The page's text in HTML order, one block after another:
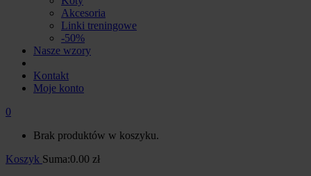
Akcesoria
Linki treningowe
-50%
Nasze wzory
Kontakt
Moje konto
0
Brak produktów w koszyku.
Koszyk Suma:0.00 zł